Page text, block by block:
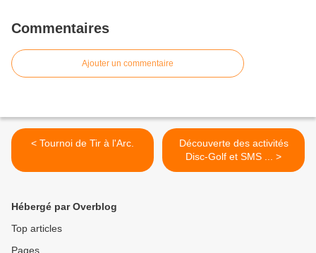
Commentaires
Ajouter un commentaire
< Tournoi de Tir à l'Arc.
Découverte des activités
Disc-Golf et SMS ... >
Hébergé par Overblog
Top articles
Pages